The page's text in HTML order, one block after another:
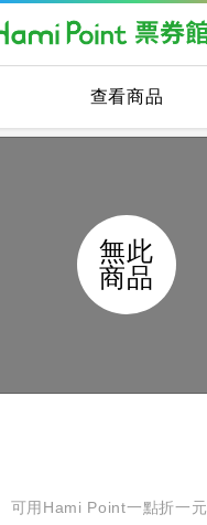
查看商品
無此
商品
可用Hami Point一點折一元